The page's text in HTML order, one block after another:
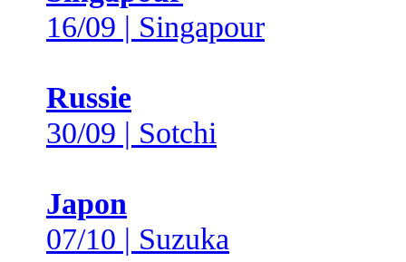
16/09 | Singapour
Russie
30/09 | Sotchi
Japon
07/10 | Suzuka